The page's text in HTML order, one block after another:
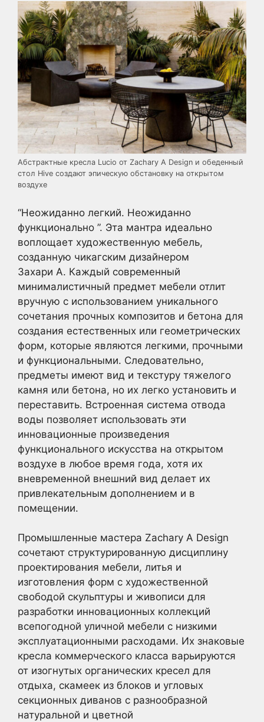
Абстрактные кресла Lucio от Zachary A Design и обеденный
стол Hive создают эпическую обстановку на открытом
воздухе
“Неожиданно легкий. Неожиданно
функционально ”. Эта мантра идеально
воплощает художественную мебель,
созданную чикагским дизайнером
Захари А. Каждый современный
минималистичный предмет мебели отлит
вручную с использованием уникального
сочетания прочных композитов и бетона для
создания естественных или геометрических
форм, которые являются легкими, прочными
и функциональными. Следовательно,
предметы имеют вид и текстуру тяжелого
камня или бетона, но их легко установить и
переставить. Встроенная система отвода
воды позволяет использовать эти
инновационные произведения
функционального искусства на открытом
воздухе в любое время года, хотя их
вневременной внешний вид делает их
привлекательным дополнением и в
помещении.
Промышленные мастера Zachary A Design
сочетают структурированную дисциплину
проектирования мебели, литья и
изготовления форм с художественной
свободой скульптуры и живописи для
разработки инновационных коллекций
всепогодной уличной мебели с низкими
эксплуатационными расходами. Их знаковые
кресла коммерческого класса варьируются
от изогнутых органических кресел для
отдыха, скамеек из блоков и угловых
секционных диванов с разнообразной
натуральной и цветной